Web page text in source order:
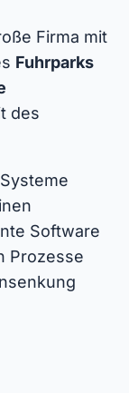
Firma mit
Fuhrparks
des
Software
Prozesse